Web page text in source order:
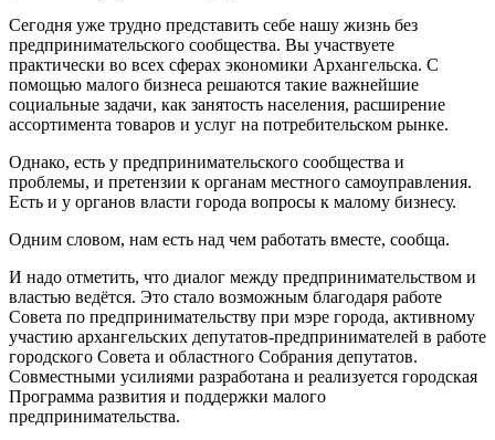
Сегодня уже трудно представить себе нашу жизнь без
предпринимательского сообщества. Вы участвуете
практически во всех сферах экономики Архангельска. С
помощью малого бизнеса решаются такие важнейшие
социальные задачи, как занятость населения, расширение
ассортимента товаров и услуг на потребительском рынке.
Однако, есть у предпринимательского сообщества и
проблемы, и претензии к органам местного самоуправления.
Есть и у органов власти города вопросы к малому бизнесу.
Одним словом, нам есть над чем работать вместе, сообща.
И надо отметить, что диалог между предпринимательством и
властью ведётся. Это стало возможным благодаря работе
Совета по предпринимательству при мэре города, активному
участию архангельских депутатов-предпринимателей в работе
городского Совета и областного Собрания депутатов.
Совместными усилиями разработана и реализуется городская
Программа развития и поддержки малого
предпринимательства.